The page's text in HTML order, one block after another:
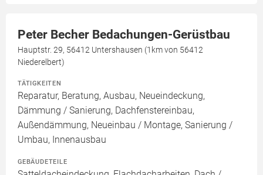
Peter Becher Bedachungen-Gerüstbau
Hauptstr. 29, 56412 Untershausen (1km von 56412
Niederelbert)
TÄTIGKEITEN
Reparatur, Beratung, Ausbau, Neueindeckung,
Dämmung / Sanierung, Dachfenstereinbau,
Außendämmung, Neueinbau / Montage, Sanierung /
Umbau, Innenausbau
GEBÄUDETEILE